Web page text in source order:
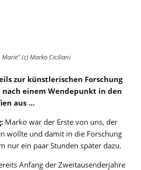
(c) Marko Ciciliani
zur künstlerischen Forschung
nach einem Wendepunkt in den
aus …
Marko war der Erste von uns, der
wollte und damit in die Forschung
nur ein paar Stunden später dazu.
Anfang der Zweitausenderjahre